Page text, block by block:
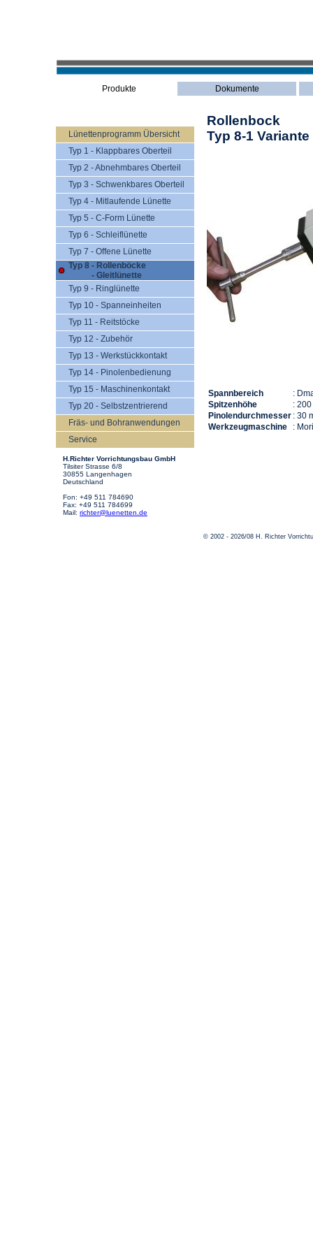
Produkte Dokumente
Lünettenprogramm Übersicht
Typ 1 - Klappbares Oberteil
Typ 2 - Abnehmbares Oberteil
Typ 3 - Schwenkbares Oberteil
Typ 4 - Mitlaufende Lünette
Typ 5 - C-Form Lünette
Typ 6 - Schleiflünette
Typ 7 - Offene Lünette
Typ 8 - Rollenböcke
- Gleitlünette
Typ 9 - Ringlünette
Typ 10 - Spanneinheiten
Typ 11 - Reitstöcke
Typ 12 - Zubehör
Typ 13 - Werkstückkontakt
Typ 14 - Pinolenbedienung
Typ 15 - Maschinenkontakt
Typ 20 - Selbstzentrierend
Fräs- und Bohranwendungen
Service
H.Richter Vorrichtungsbau GmbH
Tilsiter Strasse 6/8
30855 Langenhagen
Deutschland
Fon: +49 511 784690
Fax: +49 511 784699
Mail: richter@luenetten.de
Rollenbock
Typ 8-1 Variante
Spannbereich
:
Spitzenhöhe
:
Pinolendurchmesser : 30
Werkzeugmaschine
:
© 2002 - 2026/08 H. Richter